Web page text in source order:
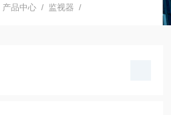
产品中心 / 监视器 /